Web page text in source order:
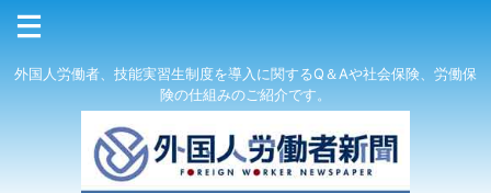
外国人労働者、技能実習生制度を導入に関するQ＆Aや社会保険、労働保
険の仕組みのご紹介です。